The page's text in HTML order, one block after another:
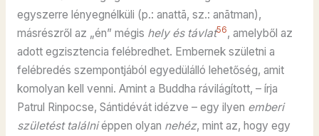
egyszerre lényegnélküli (p.: anattā, sz.: anātman),
másrészről az „én” mégis hely és távlat56, amelyből az
adott egzisztencia felébredhet. Embernek születni a
felébredés szempontjából egyedülálló lehetőség, amit
komolyan kell venni. Amint a Buddha rávilágított, – írja
Patrul Rinpocse, Sántidévát idézve – egy ilyen emberi
születést találniéppen olyan nehéz, mint az, hogy egy